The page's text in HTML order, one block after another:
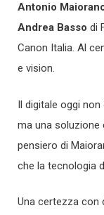
Antonio
Andrea Basso di
Canon Italia. Al
e vision.
Il digitale oggi
ma una soluzione
pensiero di
che la tecnologia
Una certezza con